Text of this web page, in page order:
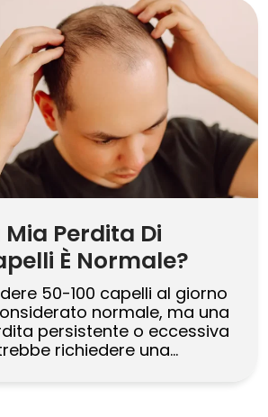
Mia Perdita Di
È Normale?
50-100 capelli al giorno
normale, ma una
persistente o eccessiva
richiedere una
of Turkey, fondato nel